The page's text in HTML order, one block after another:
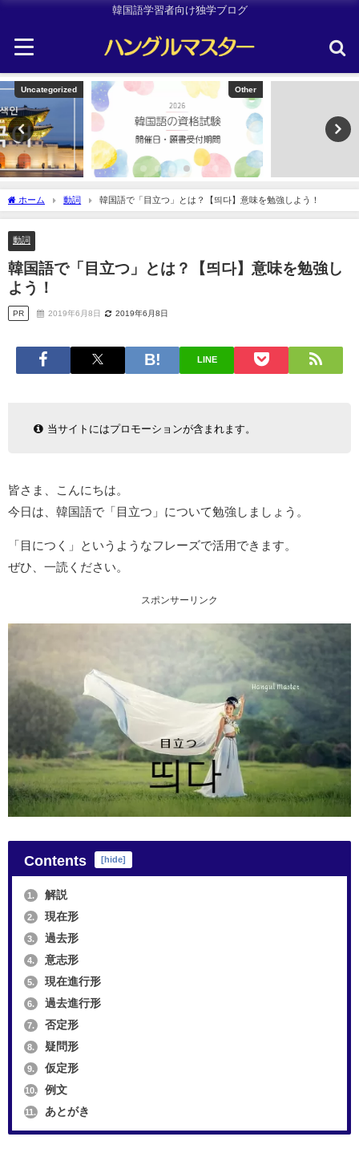
韓国語学習者向け独学ブログ
ホーム 動詞 韓国語で「目立つ」とは？【띄다】意味を勉強しよう！
動詞
韓国語で「目立つ」とは？【띄다】意味を勉強し
よう！
PR 2019年6月8日 2019年6月8日
LINE
当サイトにはプロモーションが含まれます。
皆さま、こんにちは。
今日は、韓国語で「目立つ」について勉強しましょう。
「目につく」というようなフレーズで活用できます。
ぜひ、一読ください。
スポンサーリンク
Contents [hide]
1. 解説
2. 現在形
3. 過去形
4. 意志形
5. 現在進行形
6. 過去進行形
7. 否定形
8. 疑問形
9. 仮定形
10. 例文
11. あとがき